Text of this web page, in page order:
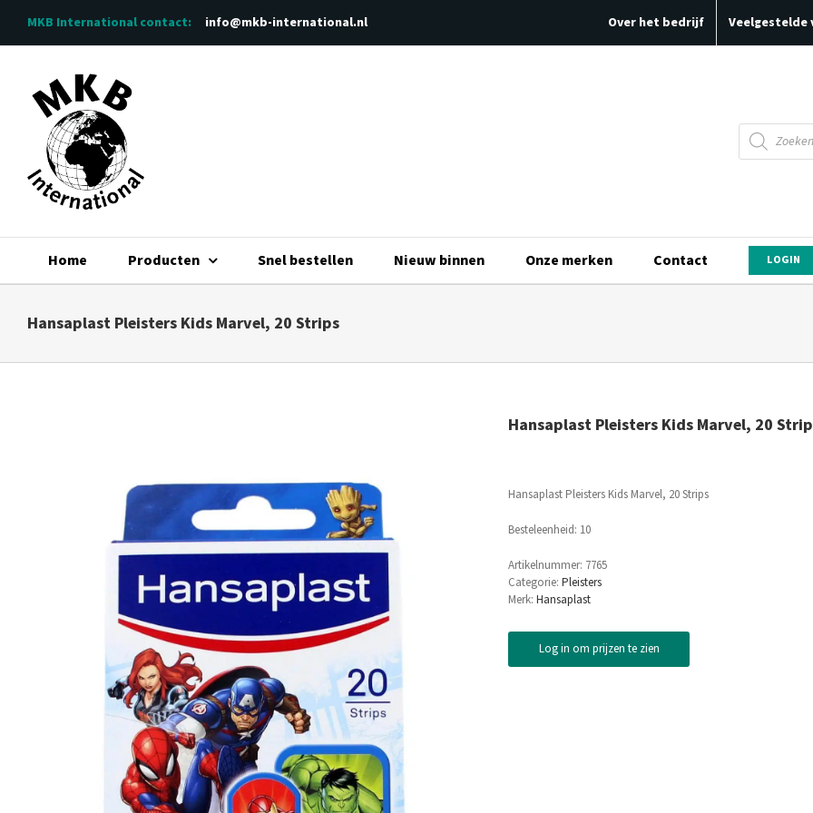
inhoud
MKB International contact: info@mkb-international.nl Over het bedrijf Veelgestelde
Producten
zoeken
Home Producten Snel bestellen Nieuw binnen Onze merken Contact LOGIN
Hansaplast Pleisters Kids Marvel, 20 Strips
Hansaplast Pleisters Kids Marvel, 20
Hansaplast Pleisters Kids Marvel, 20 Strips
Besteleenheid: 10
Artikelnummer: 7765
Categorie: Pleisters
Merk: Hansaplast
Log in om prijzen te zien